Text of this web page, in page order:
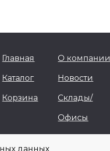
данных
Главная
Каталог
Корзина
О компании
Новости
Склады/
Офисы